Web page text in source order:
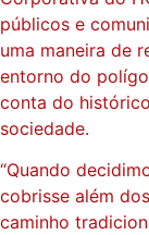
públicos e
uma maneira de
entorno do
conta do
sociedade.
“Quando
cobrisse além
caminho